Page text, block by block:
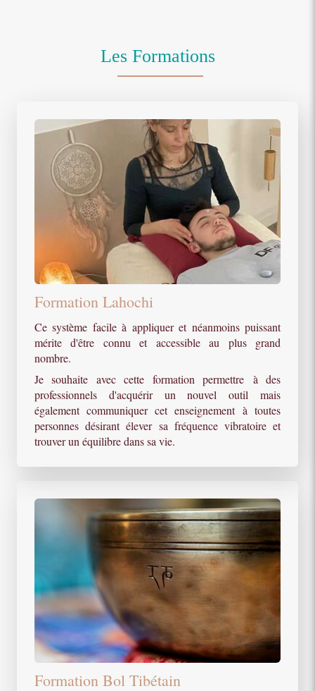
Les Formations
Formation Lahochi
Ce système facile à appliquer et néanmoins puissant
mérite d'être connu et accessible au plus grand
nombre.
Je souhaite avec cette formation permettre à des
professionnels d'acquérir un nouvel outil mais
également communiquer cet enseignement à toutes
personnes désirant élever sa fréquence vibratoire et
trouver un équilibre dans sa vie.
Formation Bol Tibétain